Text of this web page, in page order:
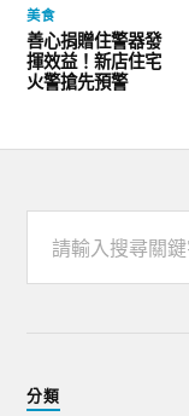
美食
善心捐贈住警器發
揮效益！新店住宅
火警搶先預警
分類